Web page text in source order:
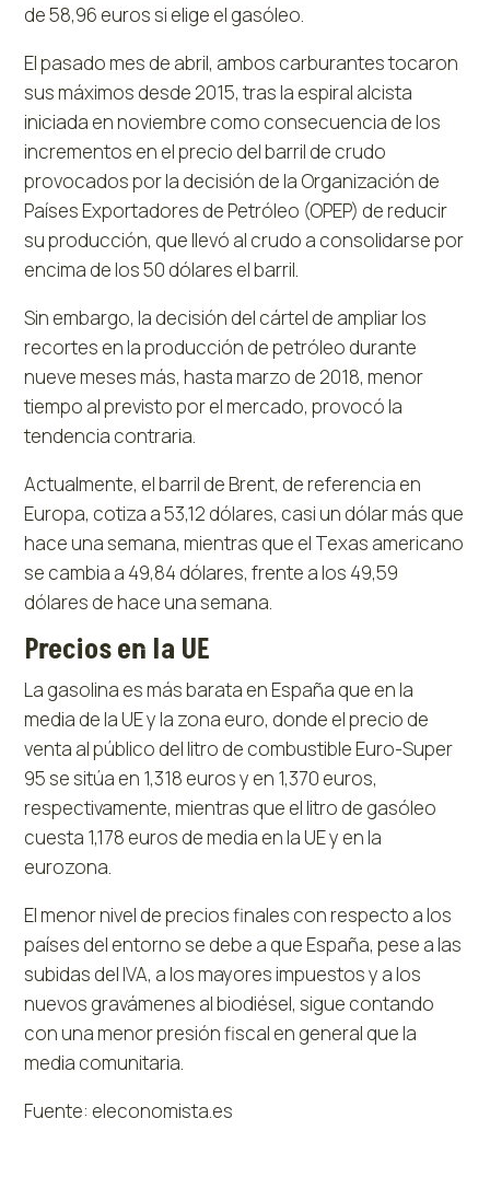
de 58,96 euros si elige el gasóleo.
El pasado mes de abril, ambos carburantes tocaron
sus máximos desde 2015, tras la espiral alcista
iniciada en noviembre como consecuencia de los
incrementos en el precio del barril de crudo
provocados por la decisión de la Organización de
Países Exportadores de Petróleo (OPEP) de reducir
su producción, que llevó al crudo a consolidarse por
encima de los 50 dólares el barril.
Sin embargo, la decisión del cártel de ampliar los
recortes en la producción de petróleo durante
nueve meses más, hasta marzo de 2018, menor
tiempo al previsto por el mercado, provocó la
tendencia contraria.
Actualmente, el barril de Brent, de referencia en
Europa, cotiza a 53,12 dólares, casi un dólar más que
hace una semana, mientras que el Texas americano
se cambia a 49,84 dólares, frente a los 49,59
dólares de hace una semana.
Precios en la UE
La gasolina es más barata en España que en la
media de la UE y la zona euro, donde el precio de
venta al público del litro de combustible Euro-Super
95 se sitúa en 1,318 euros y en 1,370 euros,
respectivamente, mientras que el litro de gasóleo
cuesta 1,178 euros de media en la UE y en la
eurozona.
El menor nivel de precios finales con respecto a los
países del entorno se debe a que España, pese a las
subidas del IVA, a los mayores impuestos y a los
nuevos gravámenes al biodiésel, sigue contando
con una menor presión fiscal en general que la
media comunitaria.
Fuente: eleconomista.es